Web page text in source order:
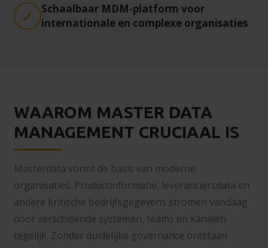
Schaalbaar MDM-platform voor
internationale en complexe organisaties
WAAROM MASTER DATA
MANAGEMENT CRUCIAAL IS
Masterdata vormt de basis van moderne
organisaties. Productinformatie, leveranciersdata en
andere kritische bedrijfsgegevens stromen vandaag
door verschillende systemen, teams en kanalen
tegelijk. Zonder duidelijke governance ontstaan